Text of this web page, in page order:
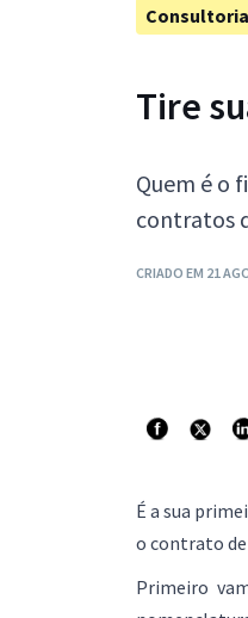
Consultoria
Tire
Quem é o
contratos
CRIADO EM 21
É a sua
o contrato de
Primeiro